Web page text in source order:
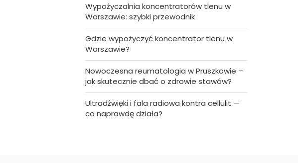
Wypożyczalnia koncentratorów tlenu w
Warszawie: szybki przewodnik
Gdzie wypożyczyć koncentrator tlenu w
Warszawie?
Nowoczesna reumatologia w Pruszkowie –
jak skutecznie dbać o zdrowie stawów?
Ultradźwięki i fala radiowa kontra cellulit —
co naprawdę działa?